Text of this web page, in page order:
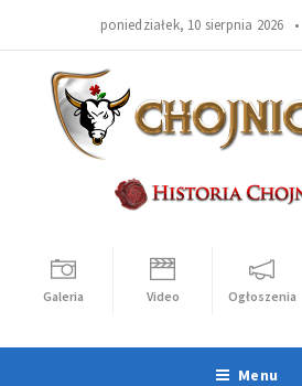
poniedziałek, 10 sierpnia 2026 •
Galeria Video Ogłoszenia
Menu